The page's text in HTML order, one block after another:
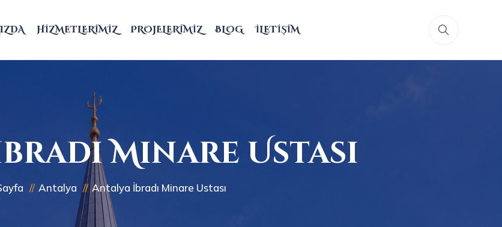
HIZMETLERIMIZ PROJELERIMIZ BLOG İLETIŞIM
Minare Ustası
Antalya Antalya İbradı Minare Ustası